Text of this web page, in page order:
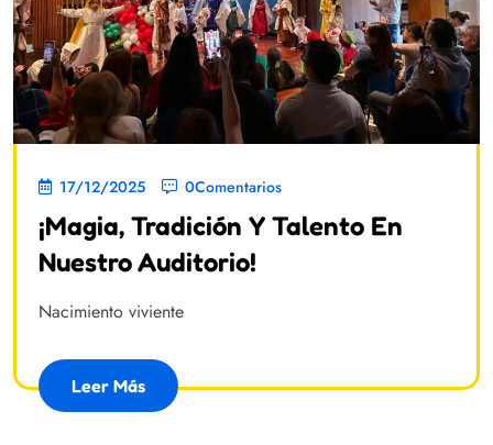
17/12/2025 0Comentarios
¡Magia, Tradición Y Talento En
Nuestro Auditorio!
Nacimiento viviente
Leer Más